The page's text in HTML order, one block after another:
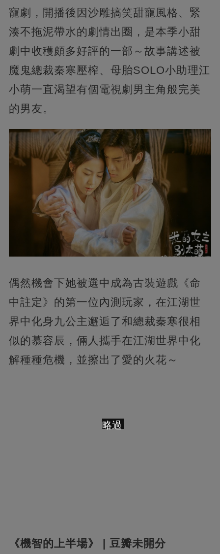
寵劇，開播後因沙雕搞笑甜寵風格、緊
湊不拖泥帶水的劇情出圈，是本季小甜
劇中收穫頗多好評的一部～故事講述被
魔鬼總裁秦寒壓榨、母胎SOLO小助理江
小萌一直渴望有個電視劇男主角般完美
的男友。
偶然機會下她被選中成為古裝遊戲《命
中註定》的第一位內測玩家，在江湖世
界中化身九公主邂逅了和總裁秦寒很相
似的慕容辰，倆人攜手在江湖世界中化
解種種危機，並擦出了愛的火花～
《機智的上半場》 | 豆瓣未開分
略過